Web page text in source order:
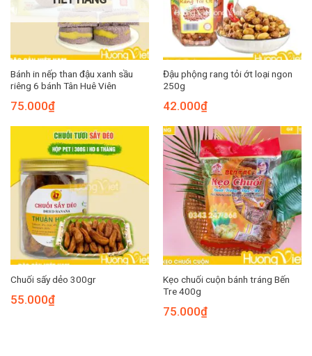
Bánh in nếp than đậu xanh sầu
riêng 6 bánh Tân Huê Viên
75.000₫
Đậu phộng rang tỏi ớt loại ngon
250g
42.000₫
Chuối sấy dẻo 300gr
55.000₫
Kẹo chuối cuộn bánh tráng Bến
Tre 400g
75.000₫